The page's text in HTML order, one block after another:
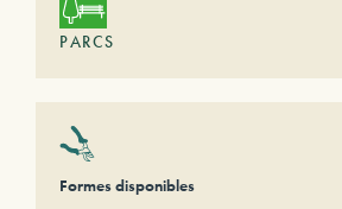
PARCS
Formes disponibles